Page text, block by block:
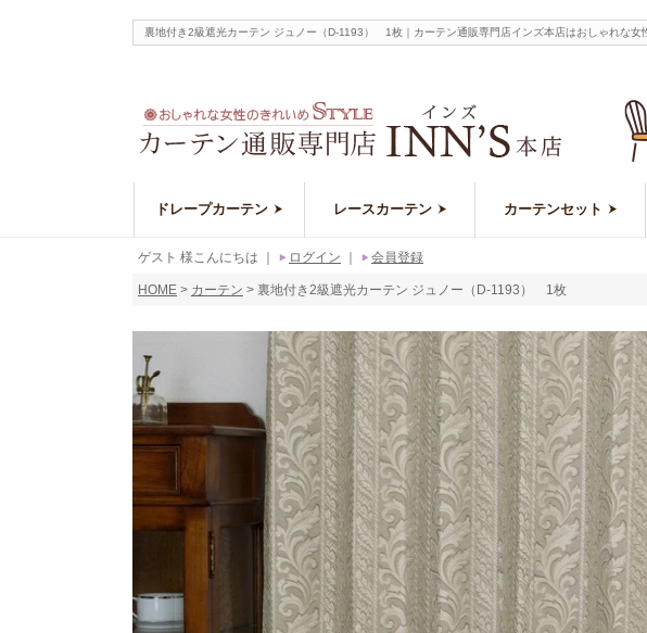
裏地付き2級遮光カーテン ジュノー（D-1193） 1枚｜カーテン通販専門店インズ本店はおしゃれな
ドレープカーテン レースカーテン カーテンセット
ゲスト 様こんにちは ログイン 会員登録
HOME カーテン 裏地付き2級遮光カーテン ジュノー（D-1193） 1枚